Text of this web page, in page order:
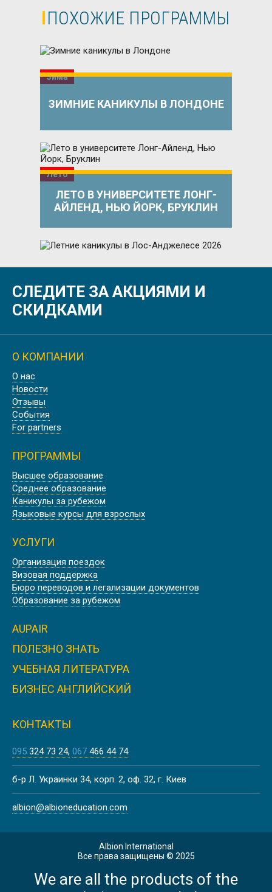
ПОХОЖИЕ ПРОГРАММЫ
Зима
ЗИМНИЕ КАНИКУЛЫ В ЛОНДОНЕ
Лето
ЛЕТО В УНИВЕРСИТЕТЕ ЛОНГ-
АЙЛЕНД, НЬЮ ЙОРК, БРУКЛИН
ЛЕТНИЕ КАНИКУЛЫ В ЛОС-
АНДЖЕЛЕСЕ 2026
ЛЕТНИЕ КАНИКУЛЫ В ОКСФОРДЕ
Лето
АНГЛИЙСКИЕ КАНИКУЛЫ В
ЛОНДОНЕ
ЛІТНІ КАНІКУЛИ В БАТІ
Лето
ЛЕТНИЕ КАНИКУЛЫ НА МАЛЬТЕ,
ВАЛЛЕТТА | CAVENDISH SCHOOL
ВЕСЕННИЕ КАНИКУЛЫ В
СЛЕДИТЕ ЗА АКЦИЯМИ И
СКИДКАМИ
О КОМПАНИИ
О нас
Новости
Отзывы
События
For partners
ПРОГРАММЫ
Высшее образование
Среднее образование
Каникулы за рубежом
Языковые курсы для взрослых
УСЛУГИ
Организация поездок
Визовая поддержка
Бюро переводов и легализации документов
Образование за рубежом
AUPAIR
ПОЛЕЗНО ЗНАТЬ
УЧЕБНАЯ ЛИТЕРАТУРА
БИЗНЕС АНГЛИЙСКИЙ
КОНТАКТЫ
095 324 73 24 067 466 44 74
б-р Л. Украинки 34, корп. 2, оф. 32, г. Киев
albion@albioneducation.com
Albion International
Все права защищены © 2025
We are all the products of the